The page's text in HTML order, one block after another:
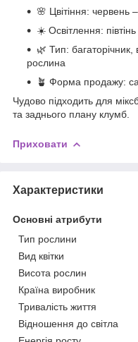
🌸 Цвітіння: червень
☀️ Освітлення:
🌿 Тип:
рослина
🪴 Форма продажу:
Чудово підходить для
та заднього плану клумб.
Приховати
Характеристики
Основні атрибути
Тип рослини
Вид квітки
Висота рослин
Країна виробник
Тривалість життя
Відношення до світла